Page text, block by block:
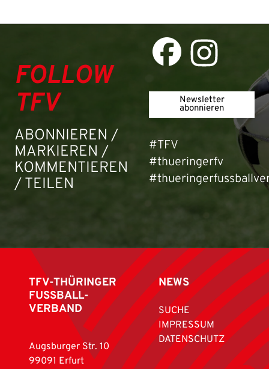
FOLLOW
TFV
ABONNIEREN /
MARKIEREN /
KOMMENTIEREN
/ TEILEN
Newsletter
abonnieren
#TFV
#thueringerfv
TFV-THÜRINGER
FUSSBALL-
VERBAND
Augsburger Str. 10
99091 Erfurt
NEWS
SUCHE
IMPRESSUM
DATENSCHUTZ